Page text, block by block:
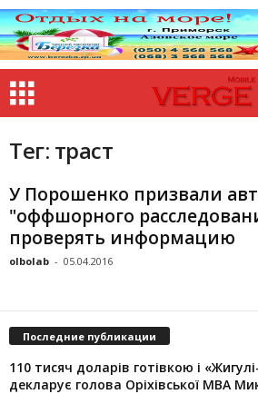
Тег: траст
У Порошенко призвали
"оффшорного
проверять информацию
olbolab - 05.04.2016
Последние публикации
110 тисяч доларів готівкою і
декларує голова Оріхівської МВА